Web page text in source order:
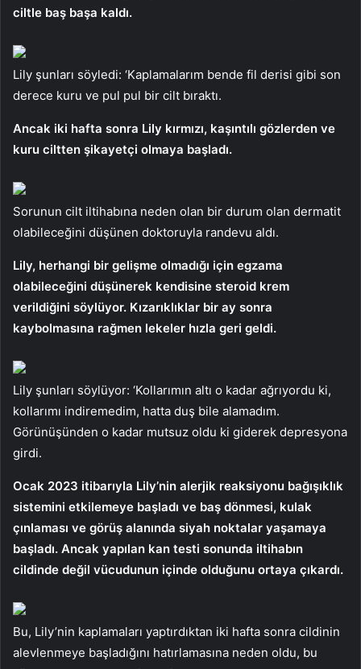
ciltle baş başa kaldı.
Lily şunları söyledi: ‘Kaplamalarım bende fil derisi gibi son
derece kuru ve pul pul bir cilt bıraktı.
Ancak iki hafta sonra Lily kırmızı, kaşıntılı gözlerden ve
kuru ciltten şikayetçi olmaya başladı.
Sorunun cilt iltihabına neden olan bir durum olan dermatit
olabileceğini düşünen doktoruyla randevu aldı.
Lily, herhangi bir gelişme olmadığı için egzama
olabileceğini düşünerek kendisine steroid krem ​​
verildiğini söylüyor. Kızarıklıklar bir ay sonra
kaybolmasına rağmen lekeler hızla geri geldi.
Lily şunları söylüyor: ‘Kollarımın altı o kadar ağrıyordu ki,
kollarımı indiremedim, hatta duş bile alamadım.
Görünüşünden o kadar mutsuz oldu ki giderek depresyona
girdi.
Ocak 2023 itibarıyla Lily’nin alerjik reaksiyonu bağışıklık
sistemini etkilemeye başladı ve baş dönmesi, kulak
çınlaması ve görüş alanında siyah noktalar yaşamaya
başladı. Ancak yapılan kan testi sonunda iltihabın
cildinde değil vücudunun içinde olduğunu ortaya çıkardı.
Bu, Lily’nin kaplamaları yaptırdıktan iki hafta sonra cildinin
alevlenmeye başladığını hatırlamasına neden oldu, bu